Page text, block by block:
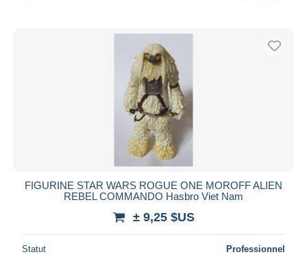
FIGURINE STAR WARS ROGUE ONE MOROFF ALIEN
REBEL COMMANDO Hasbro Viet Nam
± 9,25 $US
Statut Professionnel